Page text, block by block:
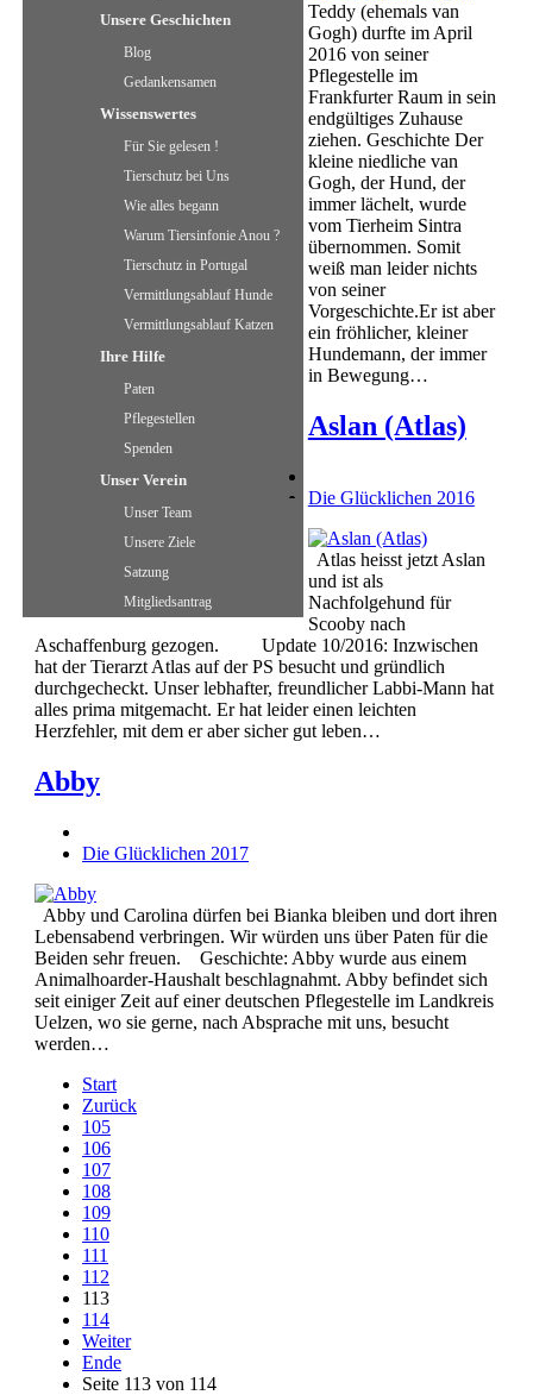
Unsere Geschichten
Blog
Gedankensamen
Wissenswertes
Für Sie gelesen !
Tierschutz bei Uns
Wie alles begann
Warum Tiersinfonie Anou ?
Tierschutz in Portugal
Vermittlungsablauf Hunde
Vermittlungsablauf Katzen
Ihre Hilfe
Paten
Pflegestellen
Spenden
Unser Verein
Unser Team
Unsere Ziele
Satzung
Mitgliedsantrag
Teddy (ehemals van
Gogh) durfte im April
2016 von seiner
Pflegestelle im
Frankfurter Raum in sein
endgültiges Zuhause
ziehen. Geschichte Der
kleine niedliche van
Gogh, der Hund, der
immer lächelt, wurde
vom Tierheim Sintra
übernommen. Somit
weiß man leider nichts
von seiner
Vorgeschichte.Er ist aber
ein fröhlicher, kleiner
Hundemann, der immer
in Bewegung…
Aslan (Atlas)
Die Glücklichen 2016
Atlas heisst jetzt Aslan
und ist als
Nachfolgehund für
Scooby nach
Aschaffenburg gezogen. Update 10/2016: Inzwischen
hat der Tierarzt Atlas auf der PS besucht und gründlich
durchgecheckt. Unser lebhafter, freundlicher Labbi-Mann hat
alles prima mitgemacht. Er hat leider einen leichten
Herzfehler, mit dem er aber sicher gut leben…
Abby
Die Glücklichen 2017
Abby und Carolina dürfen bei Bianka bleiben und dort ihren
Lebensabend verbringen. Wir würden uns über Paten für die
Beiden sehr freuen. Geschichte: Abby wurde aus einem
Animalhoarder-Haushalt beschlagnahmt. Abby befindet sich
seit einiger Zeit auf einer deutschen Pflegestelle im Landkreis
Uelzen, wo sie gerne, nach Absprache mit uns, besucht
werden…
Start
Zurück
105
106
107
108
109
110
111
112
113
114
Weiter
Ende
Seite 113 von 114